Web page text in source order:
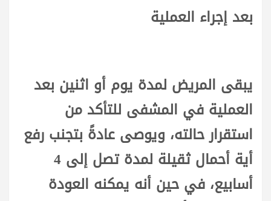
بعد إجراء العملية
يبقى المريض لمدة يوم أو اثنين بعد
العملية في المشفى للتأكد من
استقرار حالته، ويوصى عادةً بتجنب رفع
أية أحمال ثقيلة لمدة تصل إلى 4
أسابيع، في حين أنه يمكنه العودة